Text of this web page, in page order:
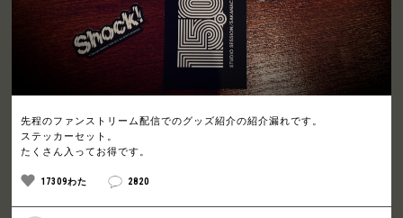
先程のファンストリーム配信でのグッズ紹介の紹介漏れです。
ステッカーセット。
たくさん入ってお得です。
17309わた 2820